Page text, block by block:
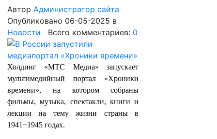
Автор Администратор сайта
Опубликовано 06-05-2025 в
Новости Всего комментариев: 0
Холдинг «МТС Медиа» запускает
мультимедийный портал «Хроники
времени», на котором собраны
фильмы, музыка, спектакли, книги и
лекции на тему жизни страны в
1941−1945 годах.